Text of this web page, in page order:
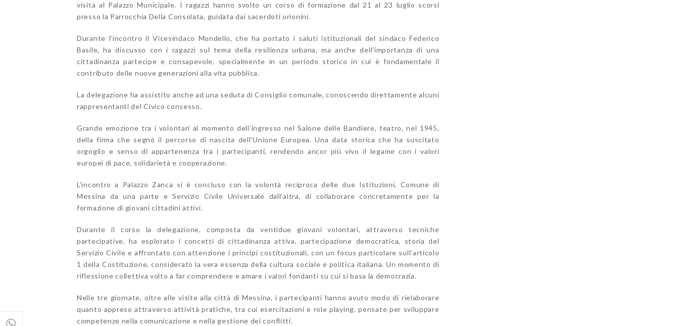
visita al Palazzo Municipale. I ragazzi hanno svolto un corso di formazione dal 21 al 23 luglio scorsi
presso la Parrocchia Della Consolata, guidata dai sacerdoti orionini.
Durante l’incontro il Vicesindaco Mondello, che ha portato i saluti istituzionali del sindaco Federico
Basile, ha discusso con i ragazzi sul tema della resilienza urbana, ma anche dell’importanza di una
cittadinanza partecipe e consapevole, specialmente in un periodo storico in cui è fondamentale il
contributo delle nuove generazioni alla vita pubblica.
La delegazione ha assistito anche ad una seduta di Consiglio comunale, conoscendo direttamente alcuni
rappresentanti del Civico consesso.
Grande emozione tra i volontari al momento dell’ingresso nel Salone delle Bandiere, teatro, nel 1945,
della firma che segnò il percorso di nascita dell’Unione Europea. Una data storica che ha suscitato
orgoglio e senso di appartenenza tra i partecipanti, rendendo ancor più vivo il legame con i valori
europei di pace, solidarietà e cooperazione.
L’incontro a Palazzo Zanca si è concluso con la volontà reciproca delle due Istituzioni, Comune di
Messina da una parte e Servizio Civile Universale dall’altra, di collaborare concretamente per la
formazione di giovani cittadini attivi.
Durante il corso la delegazione, composta da ventidue giovani volontari, attraverso tecniche
partecipative, ha esplorato i concetti di cittadinanza attiva, partecipazione democratica, storia del
Servizio Civile e affrontato con attenzione i principi costituzionali, con un focus particolare sull’articolo
1 della Costituzione, considerato la vera essenza della cultura sociale e politica italiana. Un momento di
riflessione collettiva volto a far comprendere e amare i valori fondanti su cui si basa la democrazia.
Nelle tre giornate, oltre alle visite alla città di Messina, i partecipanti hanno avuto modo di rielaborare
quanto appreso attraverso attività pratiche, tra cui esercitazioni e role playing, pensate per sviluppare
competenze nella comunicazione e nella gestione dei conflitti.